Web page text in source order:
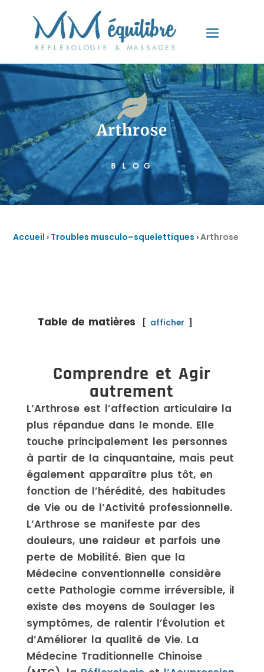

Arthrose
BLOG
Accueil › Troubles musculo–squelettiques ›Arthrose
Table de matières afficher
Comprendre et Agir
autrement
L’Arthrose est l’affection articulaire la
plus répandue dans le monde. Elle
touche principalement les personnes
à partir de la cinquantaine, mais peut
également apparaître plus tôt, en
fonction de l’hérédité, des habitudes
de Vie ou de l’Activité professionnelle.
L’Arthrose se manifeste par des
douleurs, une raideur et parfois une
perte de Mobilité. Bien que la
Médecine conventionnelle considère
cette Pathologie comme irréversible, il
existe des moyens de Soulager les
symptômes, de ralentir l’Évolution et
d’Améliorer la qualité de Vie. La
Médecine Traditionnelle Chinoise